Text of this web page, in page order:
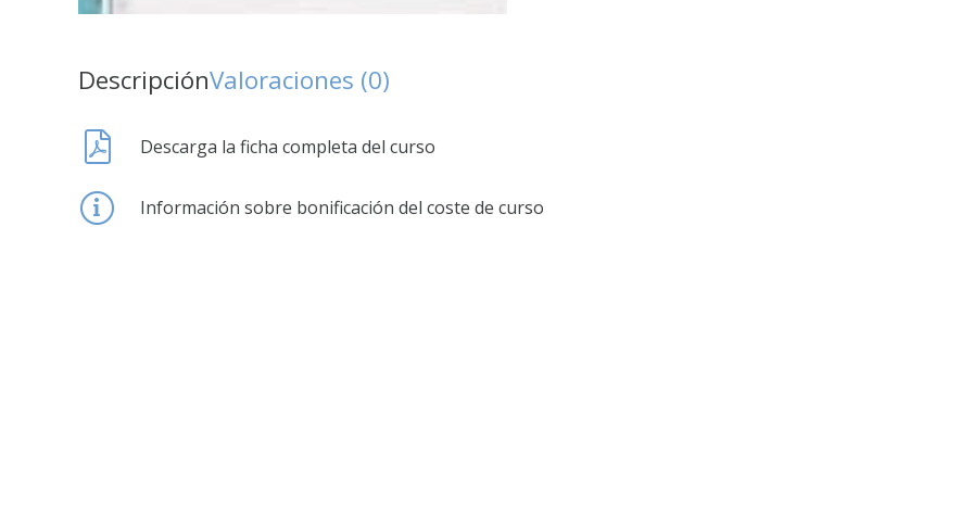
DescripciónValoraciones (0)
Descarga la ficha completa del curso
Información sobre bonificación del coste de curso